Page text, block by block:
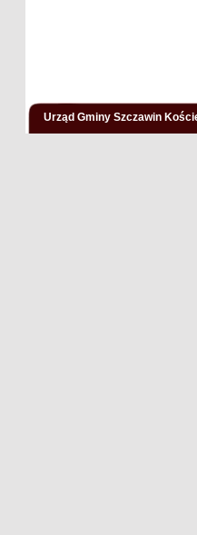
Urząd Gminy Szczawin